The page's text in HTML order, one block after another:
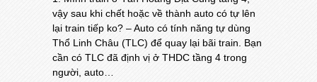
vậy sau khi chết hoặc về thành auto có tự lên
lại train tiếp ko? – Auto có tính năng tự dùng
Thổ Linh Châu (TLC) để quay lại bãi train. Bạn
cần có TLC đã định vị ở THDC tầng 4 trong
người, auto…